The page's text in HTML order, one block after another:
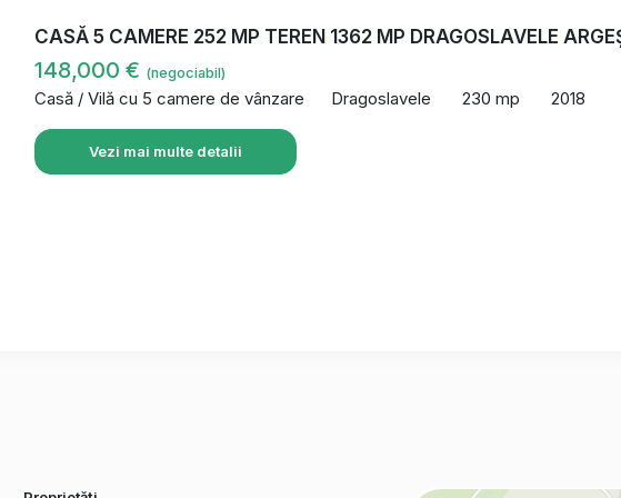
CASĂ 5 CAMERE 252 MP TEREN 1362 MP DRAGOSLAVELE
148,000 € (negociabil)
Casă / Vilă cu 5 camere de vânzare Dragoslavele 230 mp 2018
Vezi mai multe detalii